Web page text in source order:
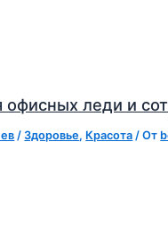
офисных леди и
/Здоровье, Красота / От